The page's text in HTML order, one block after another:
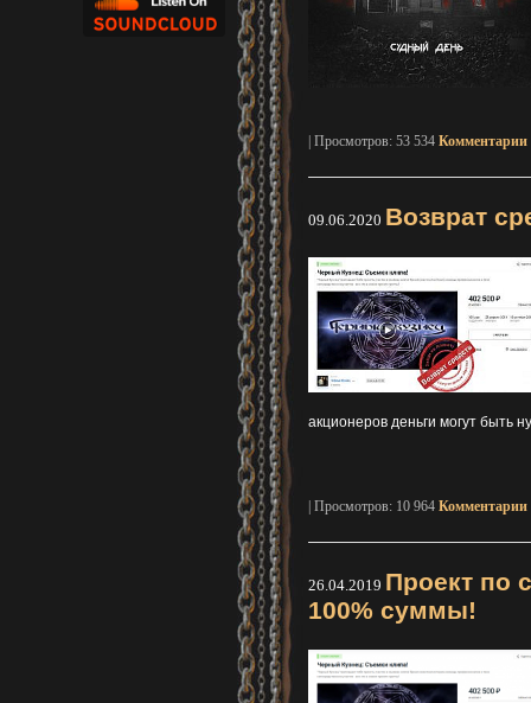
| Просмотров: 53 534 Комментарии
09.06.2020 Возврат
акционеров деньги могут быть
| Просмотров: 10 964 Комментарии
26.04.2019 Проект по
100% суммы!